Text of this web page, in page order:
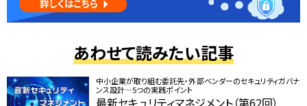
あわせて読みたい記事
中小企業が取り組む委託先・外部ベンダーのセキュリティガバナ
ンス設計―5つの実践ポイント
最新セキュリティマネジメント（第62回）